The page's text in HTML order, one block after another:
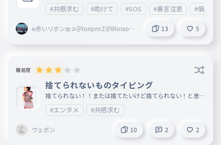
#共感求む #助けて #SOS #暴言注意 #個人的
໑赤いリボン🎀✰＠toriproZ＠Blossoms
13 5
難易度
捨てられないものタイピング
捨てられない！！または捨てたいけど捨てられない！と思う
ものをタイピングにしてみました！ やってくれてありがと
ぴょん！
#エンタメ #共感求む
ウェポン 10 2 2